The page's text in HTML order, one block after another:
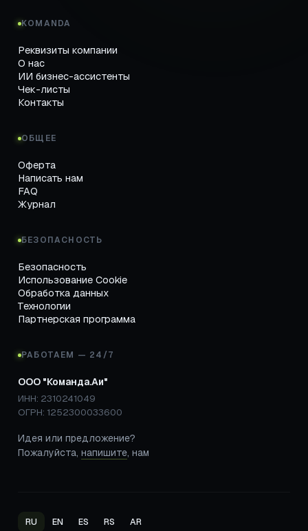
KOMANDA
Реквизиты компании
О нас
ИИ бизнес-ассистенты
Чек-листы
Контакты
ОБЩЕЕ
Оферта
Написать нам
FAQ
Журнал
БЕЗОПАСНОСТЬ
Безопасность
Использование Cookie
Обработка данных
Технологии
Партнерская программа
РАБОТАЕМ — 24/7
ООО "Команда.Аи"
ИНН: 2310241049
ОГРН: 1252300033600
Идея или предложение?
Пожалуйста, напишите, нам
RU EN ES RS AR